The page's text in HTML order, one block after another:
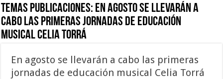
Temas Publicaciones: En agosto se llevarán a
cabo las primeras jornadas de educación
musical Celia Torrá
En agosto se llevarán a cabo las primeras
jornadas de educación musical Celia Torrá